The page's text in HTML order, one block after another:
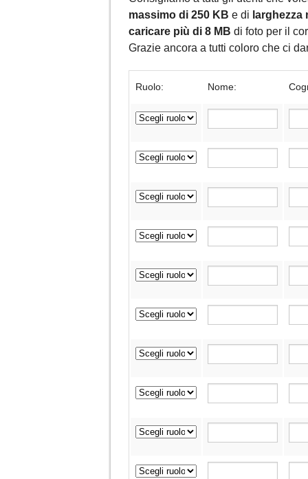
massimo di 250 KB e di larghezza
caricare più di 8 MB di foto per il
Grazie ancora a tutti coloro che ci
Ruolo: Nome: